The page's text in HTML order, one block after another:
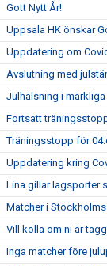
Gott Nytt År!
Uppsala HK önskar
Uppdatering om
Avslutning med
Julhälsning i märkliga
Fortsatt
Träningsstopp för
Uppdatering kring
Lina gillar lagsporter
Matcher i
Vill kolla om ni är
Inga matcher före